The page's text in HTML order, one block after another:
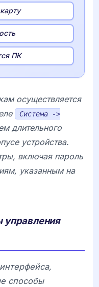
ПК
осуществляется
Система ->
длительного
устройства.
включая пароль
указанным на
управления
способы